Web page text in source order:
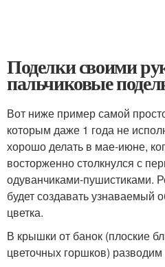
Поделки своими
пальчиковые
Вот ниже пример самой
которым даже 1 года не
хорошо делать в мае-июне,
восторженно столкнулся с
одуванчиками-пушистиками.
будет создавать узнаваемый
цветка.
В крышки от банок (плоские
цветочных горшков)